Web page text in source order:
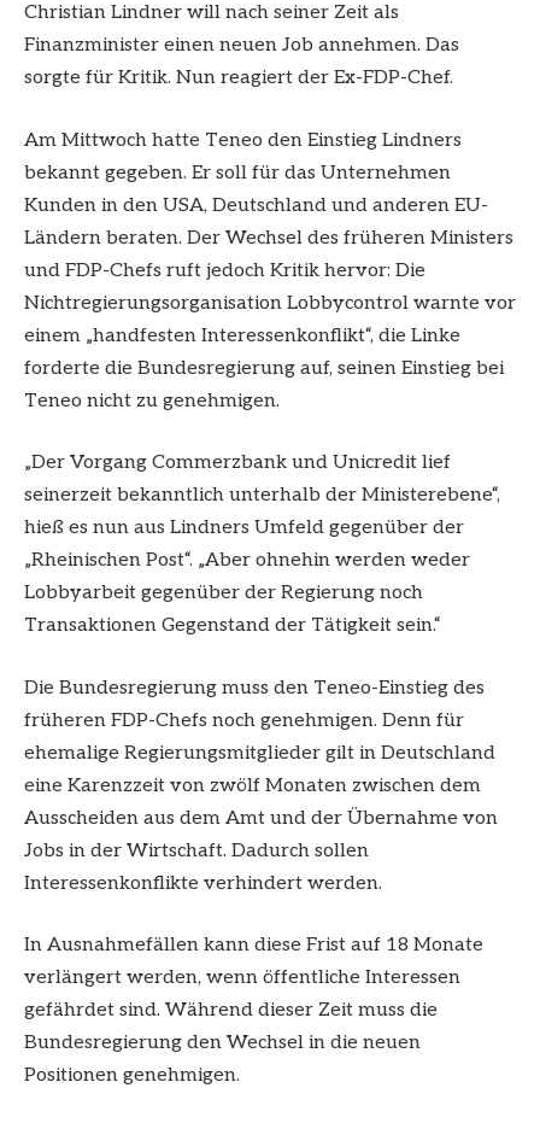
Christian Lindner will nach seiner Zeit als
Finanzminister einen neuen Job annehmen. Das
sorgte für Kritik. Nun reagiert der Ex-FDP-Chef.
Am Mittwoch hatte Teneo den Einstieg Lindners
bekannt gegeben. Er soll für das Unternehmen
Kunden in den USA, Deutschland und anderen EU-
Ländern beraten. Der Wechsel des früheren Ministers
und FDP-Chefs ruft jedoch Kritik hervor: Die
Nichtregierungsorganisation Lobbycontrol warnte vor
einem „handfesten Interessenkonflikt“, die Linke
forderte die Bundesregierung auf, seinen Einstieg bei
Teneo nicht zu genehmigen.
„Der Vorgang Commerzbank und Unicredit lief
seinerzeit bekanntlich unterhalb der Ministerebene“,
hieß es nun aus Lindners Umfeld gegenüber der
„Rheinischen Post“. „Aber ohnehin werden weder
Lobbyarbeit gegenüber der Regierung noch
Transaktionen Gegenstand der Tätigkeit sein.“
Die Bundesregierung muss den Teneo-Einstieg des
früheren FDP-Chefs noch genehmigen. Denn für
ehemalige Regierungsmitglieder gilt in Deutschland
eine Karenzzeit von zwölf Monaten zwischen dem
Ausscheiden aus dem Amt und der Übernahme von
Jobs in der Wirtschaft. Dadurch sollen
Interessenkonflikte verhindert werden.
In Ausnahmefällen kann diese Frist auf 18 Monate
verlängert werden, wenn öffentliche Interessen
gefährdet sind. Während dieser Zeit muss die
Bundesregierung den Wechsel in die neuen
Positionen genehmigen.